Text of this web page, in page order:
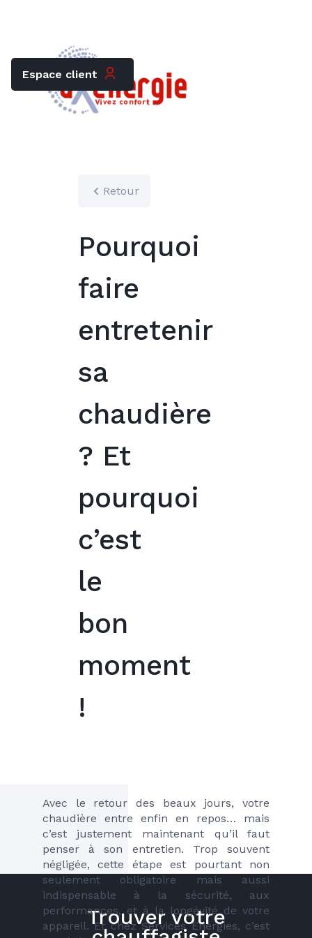
Espace client
Retour
Pourquoi
faire
entretenir
sa
chaudière
? Et
pourquoi
c’est
le
bon
moment
!
Avec le retour des beaux jours, votre
chaudière entre enfin en repos… mais
c’est justement maintenant qu’il faut
penser à son entretien. Trop souvent
négligée, cette étape est pourtant non
seulement obligatoire mais aussi
indispensable à la sécurité, aux
performances, et à la longévité de votre
appareil. Et chez Services Energies, c’est
Trouver votre